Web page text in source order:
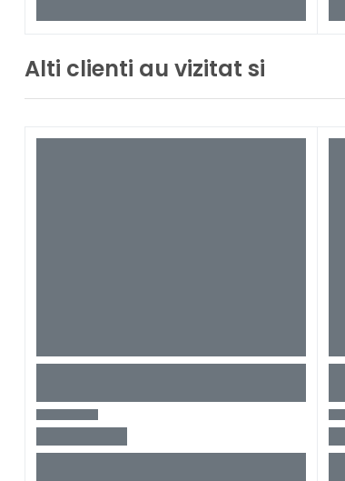
Alti clienti au vizitat si